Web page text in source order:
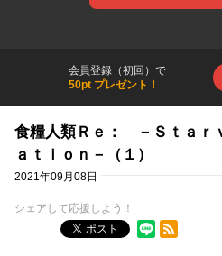
会員登録（初回）で
50pt プレゼント！
食糧人類Ｒｅ： －Ｓｔａｒ
ａｔｉｏｎ－（１）
2021年09月08日
シェアして応援しよう！
ポスト
RSSフィード